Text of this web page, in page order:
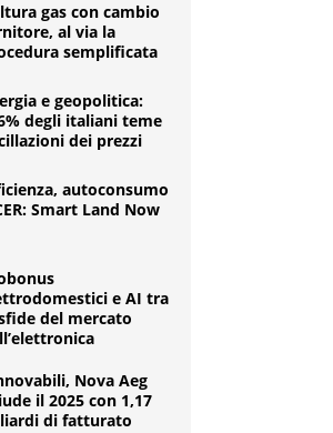
gas con cambio
al via la
semplificata
e geopolitica:
degli italiani teme
dei prezzi
autoconsumo
Smart Land Now
e AI tra
del mercato
Nova Aeg
il 2025 con 1,17
di fatturato